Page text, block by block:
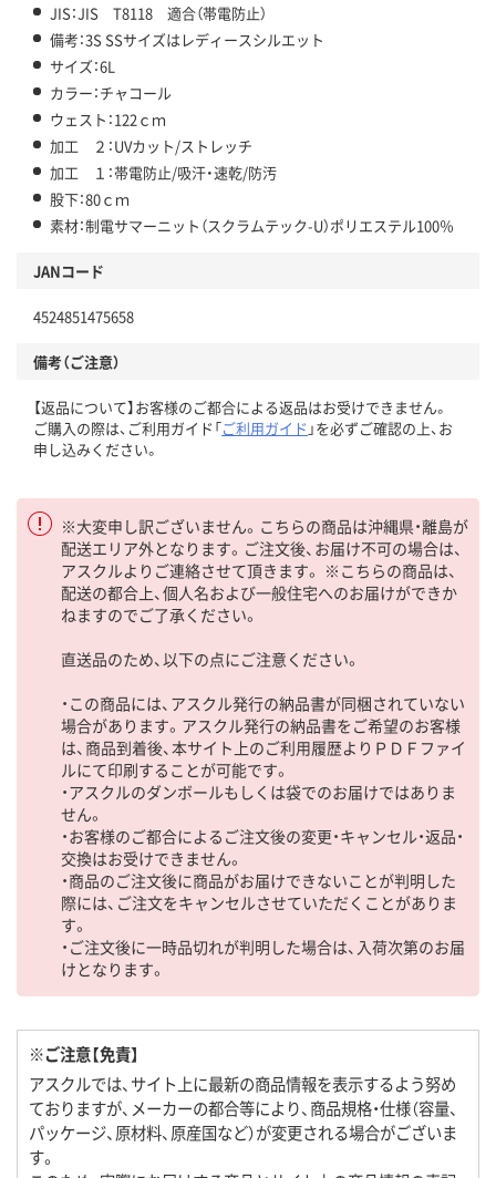
JIS：JIS T8118 適合（帯電防止）
備考：3S SSサイズはレディースシルエット
サイズ：6L
カラー：チャコール
ウェスト：122ｃｍ
加工 ２：UVカット/ストレッチ
加工 １：帯電防止/吸汗・速乾/防汚
股下：80ｃｍ
素材：制電サマーニット（スクラムテック-U）ポリエステル100％
JANコード
4524851475658
備考（ご注意）
【返品について】お客様のご都合による返品はお受けできません。
ご購入の際は、ご利用ガイド「ご利用ガイド 」を必ずご確認の上、お
申し込みください。
※大変申し訳ございません。こちらの商品は沖縄県・離島が
配送エリア外となります。ご注文後、お届け不可の場合は、
アスクルよりご連絡させて頂きます。 ※こちらの商品は、
配送の都合上、個人名および一般住宅へのお届けができか
ねますのでご了承ください。
直送品のため、以下の点にご注意ください。
・この商品には、アスクル発行の納品書が同梱されていない
場合があります。アスクル発行の納品書をご希望のお客様
は、商品到着後、本サイト上のご利用履歴よりＰＤＦファイ
ルにて印刷することが可能です。
・アスクルのダンボールもしくは袋でのお届けではありま
せん。
・お客様のご都合によるご注文後の変更・キャンセル・返品・
交換はお受けできません。
・商品のご注文後に商品がお届けできないことが判明した
際には、ご注文をキャンセルさせていただくことがありま
す。
・ご注文後に一時品切れが判明した場合は、入荷次第のお届
けとなります。
※ご注意【免責】
アスクルでは、サイト上に最新の商品情報を表示するよう努め
ておりますが、メーカーの都合等により、商品規格・仕様（容量、
パッケージ、原材料、原産国など）が変更される場合がございま
す。